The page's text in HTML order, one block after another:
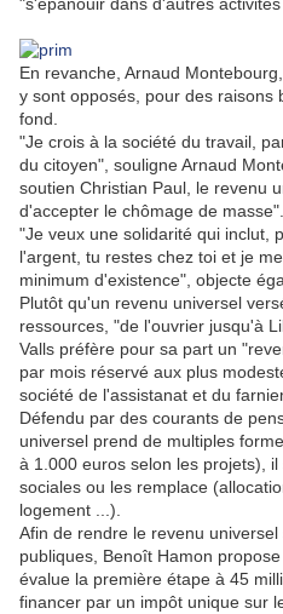
En revanche, Arnaud
y sont opposés, pour des raisons
fond.
"Je crois à la société du travail,
du citoyen", souligne Arnaud
soutien Christian Paul, le revenu
d'accepter le chômage de masse".
"Je veux une solidarité qui inclut,
l'argent, tu restes chez toi et je
minimum d'existence", objecte
Plutôt qu'un revenu universel
ressources, "de l'ouvrier jusqu'à
Valls préfère pour sa part un
par mois réservé aux plus
société de l'assistanat et du
Défendu par des courants de
universel prend de multiples
à 1.000 euros selon les projets),
sociales ou les remplace
logement ...).
Afin de rendre le revenu
publiques, Benoît Hamon
évalue la première étape à 45
financer par un impôt unique sur